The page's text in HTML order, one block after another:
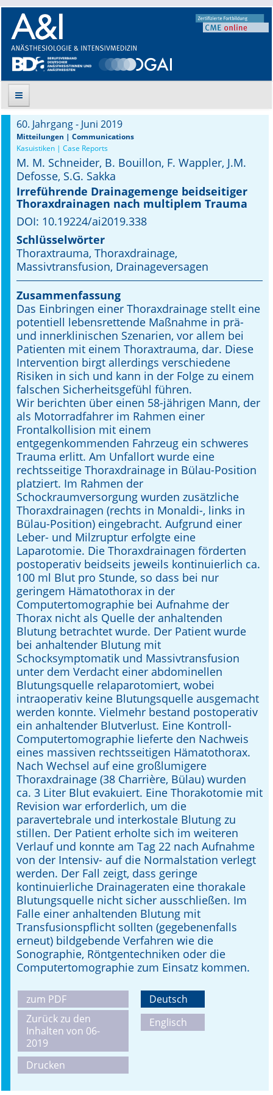
Suche
Aktuelle Ausgabe
Leitlinien
Archiv
Supplements
Supplements OrphanAnesthesia
Online First
A&I English
Mediadaten
Autoren-Service
Bestell-Service
Stellenmarkt
Kongresskalender
60. Jahrgang - Juni 2019
Mitteilungen | Communications
Kasuistiken | Case Reports
M. M. Schneider, B. Bouillon, F. Wappler, J.M.
Defosse, S.G. Sakka
Irreführende Drainagemenge beidseitiger
Thoraxdrainagen nach multiplem Trauma
DOI: 10.19224/ai2019.338
Schlüsselwörter
Thoraxtrauma, Thoraxdrainage,
Massivtransfusion, Drainageversagen
Zusammenfassung
Das Einbringen einer Thoraxdrainage stellt eine
potentiell lebensrettende Maßnahme in prä-
und innerklinischen Szenarien, vor allem bei
Patienten mit einem Thoraxtrauma, dar. Diese
Intervention birgt allerdings verschiedene
Risiken in sich und kann in der Folge zu einem
falschen Sicherheitsgefühl führen.
Wir berichten über einen 58-jährigen Mann, der
als Motorradfahrer im Rahmen einer
Frontalkollision mit einem
entgegenkommenden Fahrzeug ein schweres
Trauma erlitt. Am Unfallort wurde eine
rechtsseitige Thoraxdrainage in Bülau-Position
platziert. Im Rahmen der
Schockraumversorgung wurden zusätzliche
Thoraxdrainagen (rechts in Monaldi-, links in
Bülau-Position) eingebracht. Aufgrund einer
Leber- und Milzruptur erfolgte eine
Laparotomie. Die Thoraxdrainagen förderten
postoperativ beidseits jeweils kontinuierlich ca.
100 ml Blut pro Stunde, so dass bei nur
geringem Hämatothorax in der
Computertomographie bei Aufnahme der
Thorax nicht als Quelle der anhaltenden
Blutung betrachtet wurde. Der Patient wurde
bei anhaltender Blutung mit
Schocksymptomatik und Massivtransfusion
unter dem Verdacht einer abdominellen
Blutungsquelle relaparotomiert, wobei
intraoperativ keine Blutungsquelle ausgemacht
werden konnte. Vielmehr bestand postoperativ
ein anhaltender Blutverlust. Eine Kontroll-
Computertomographie lieferte den Nachweis
eines massiven rechtsseitigen Hämatothorax.
Nach Wechsel auf eine großlumigere
Thoraxdrainage (38 Charrière, Bülau) wurden
ca. 3 Liter Blut evakuiert. Eine Thorakotomie mit
Revision war erforderlich, um die
paravertebrale und interkostale Blutung zu
stillen. Der Patient erholte sich im weiteren
Verlauf und konnte am Tag 22 nach Aufnahme
von der Intensiv- auf die Normalstation verlegt
werden. Der Fall zeigt, dass geringe
kontinuierliche Drainageraten eine thorakale
Blutungsquelle nicht sicher ausschließen. Im
Falle einer anhaltenden Blutung mit
Transfusionspflicht sollten (gegebenenfalls
erneut) bildgebende Verfahren wie die
Sonographie, Röntgentechniken oder die
Computertomographie zum Einsatz kommen.
zum PDF
Zurück zu den
Inhalten von 06-
2019
Drucken
Deutsch
Englisch